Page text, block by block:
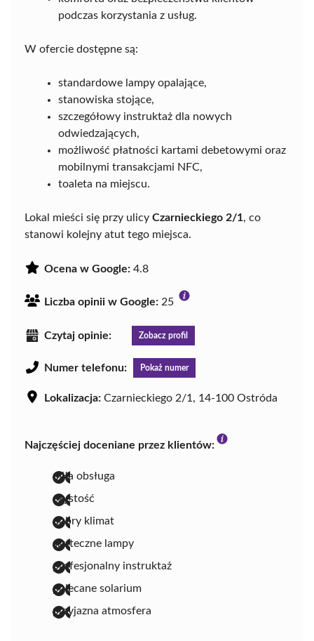
podczas korzystania z usług.
W ofercie dostępne są:
standardowe lampy opalające,
stanowiska stojące,
szczegółowy instruktaż dla nowych
odwiedzających,
możliwość płatności kartami debetowymi oraz
mobilnymi transakcjami NFC,
toaleta na miejscu.
Lokal mieści się przy ulicy Czarnieckiego 2/1, co
stanowi kolejny atut tego miejsca.
Ocena w Google: 4.8
Liczba opinii w Google: 25
Czytaj opinie: Zobacz profil
Numer telefonu: Pokaż numer
Lokalizacja: Czarnieckiego 2/1, 14-100 Ostróda
Najczęściej doceniane przez klientów:
miła obsługa
czystość
dobry klimat
skuteczne lampy
profesjonalny instruktaż
polecane solarium
przyjazna atmosfera